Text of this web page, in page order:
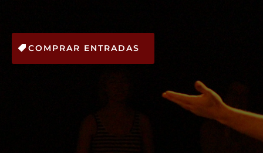
COMPRAR ENTRADAS